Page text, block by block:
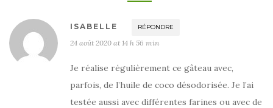
ISABELLE RÉPONDRE
24 août 2020 at 14 h 56 min
Je réalise régulièrement ce gâteau avec,
parfois, de l’huile de coco désodorisée. Je l’ai
testée aussi avec différentes farines ou avec de